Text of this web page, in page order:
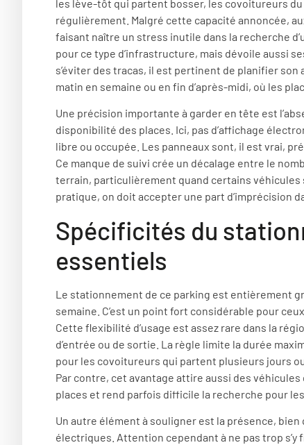
les lève-tôt qui partent bosser, les covoitureurs
régulièrement. Malgré cette capacité annoncée,
faisant naître un stress inutile dans la recherche
pour ce type d’infrastructure, mais dévoile aussi
s’éviter des tracas, il est pertinent de planifier
matin en semaine ou en fin d’après-midi, où les
Une précision importante à garder en tête est
disponibilité des places. Ici, pas d’affichage
libre ou occupée. Les panneaux sont, il est vrai,
Ce manque de suivi crée un décalage entre le
terrain, particulièrement quand certains
pratique, on doit accepter une part d’imprécision
Spécificités du
essentiels
Le stationnement de ce parking est entièrement
semaine. C’est un point fort considérable pour
Cette flexibilité d’usage est assez rare dans la
d’entrée ou de sortie. La règle limite la durée
pour les covoitureurs qui partent plusieurs jours
Par contre, cet avantage attire aussi des
places et rend parfois difficile la recherche pour
Un autre élément à souligner est la présence,
électriques. Attention cependant à ne pas trop